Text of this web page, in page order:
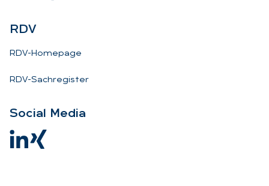
RDV
RDV-Homepage
RDV-Sachregister
So­ci­al Me­dia